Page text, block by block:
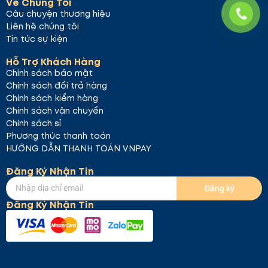
Nguyễn Văn Cừ, Gia Thụy, Long Biên, Hà Nội.
Hotline: 0969 623 629 Cảm ơn Quý khách đã ghé
thăm gian hàng của chúng tôi. Chúc Quý khách một
Câu chuyện thương hiệu
Liên hệ chúng tôi
Tin tức sự kiện
Hỗ Trợ Khách Hàng
Chính sách bảo mật
Chính sách đổi trả hàng
Chính sách kiểm hàng
Chính sách vận chuyển
Chính sách sỉ
Phương thức thanh toán
HƯỚNG DẪN THANH TOÁN VNPAY
Đăng Ký Nhận Tin
Đăng ký
Đăng Ký Nhận Tin